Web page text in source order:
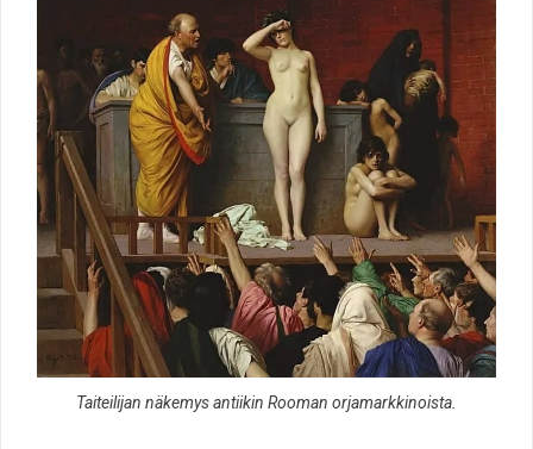
Taiteilijan näkemys antiikin Rooman orjamarkkinoista.